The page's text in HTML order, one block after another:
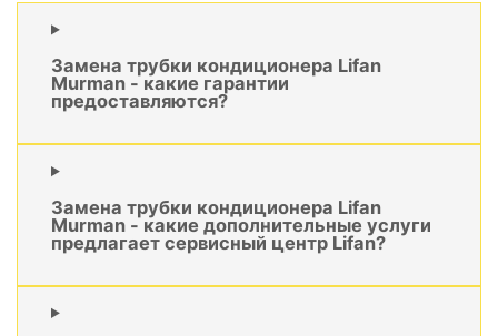
Замена трубки кондиционера Lifan
Murman - какие гарантии
предоставляются?
Замена трубки кондиционера Lifan
Murman - какие дополнительные услуги
предлагает сервисный центр Lifan?